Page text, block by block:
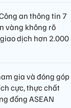
an thông tin 7
vàng không rõ
dịch hơn 2.000
gia và đóng góp
cực, thực chất
đồng ASEAN